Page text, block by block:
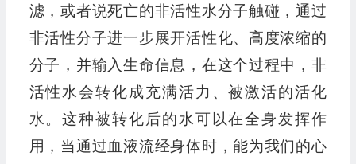
滤，或者说死亡的非活性水分子触碰，通过
非活性分子进一步展开活性化、高度浓缩的
分子，并输入生命信息，在这个过程中，非
活性水会转化成充满活力、被激活的活化
水。这种被转化后的水可以在全身发挥作
用，当通过血液流经身体时，能为我们的心